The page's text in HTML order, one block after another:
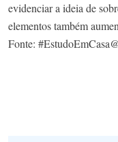
evidenciar a ideia de
elementos também
Fonte: